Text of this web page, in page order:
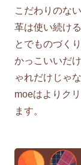
こだわりのな
革は使い続け
とでものづく
かっこいいだ
ゃれだけじゃな
moeはよりク
ます。